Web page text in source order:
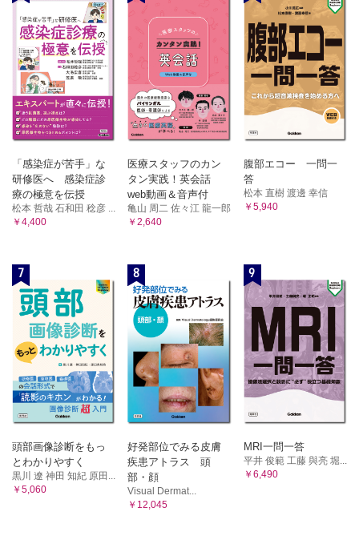
「感染症が苦手」な
研修医へ 感染症診
療の極意を伝授
松本 哲哉 石和田 稔彦 ...
￥4,400
医療スタッフのカン
タン実践！英会話
web動画＆音声付
亀山 周二 佐々江 龍一郎
￥2,640
腹部エコー 一問一
答
松本 直樹 渡邊 幸信
￥5,940
7
頭部画像診断をもっ
とわかりやすく
黒川 遼 神田 知紀 原田...
￥5,060
8
好発部位でみる皮膚
疾患アトラス 頭
部・顔
Visual Dermat...
￥12,045
9
MRI一問一答
平井 俊範 工藤 與亮 堀...
￥6,490